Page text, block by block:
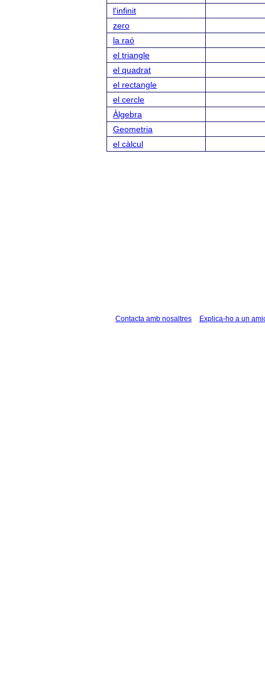
l'infinit
zero
la raó
el triangle
el quadrat
el rectangle
el cercle
Àlgebra
Geometria
el càlcul
Contacta amb nosaltres Explica-ho a un